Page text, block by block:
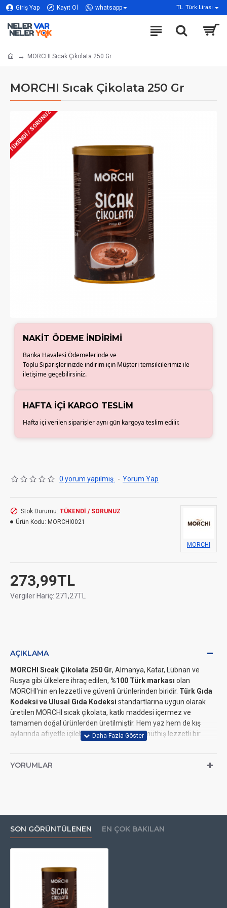
Giriş Yap Kayıt Ol whatsapp TL Türk Lirası
MORCHI Sıcak Çikolata 250 Gr
MORCHI Sıcak Çikolata 250 Gr
TÜKENDİ / SORUNUZ
NAKIT ÖDEME İNDIRIMI
Banka Havalesi Ödemelerinde ve
Toplu Siparişlerinizde indirim için Müşteri temsilcilerimiz ile
iletişime geçebilirsiniz.
HAFTA İÇI KARGO TESLIM
Hafta içi verilen siparişler aynı gün kargoya teslim edilir.
0 yorum yapılmış. - Yorum Yap
273,99TL
Vergiler Hariç: 271,27TL
Stok Durumu: TÜKENDİ / SORUNUZ
Ürün Kodu: MORCHI0021
MORCHI
AÇIKLAMA
MORCHI Sıcak Çikolata 250 Gr, Almanya, Katar, Lübnan ve
Rusya gibi ülkelere ihraç edilen, %100 Türk markası olan
MORCHI'nin en lezzetli ve güvenli ürünlerinden biridir. Türk Gıda
Kodeksi ve Ulusal Gıda Kodeksi standartlarına uygun olarak
üretilen MORCHI sıcak çikolata, katkı maddesi içermez ve
tamamen doğal ürünlerden üretilmiştir. Hem yaz hem de kış
aylarında afiyetle içilebilecek, aromatik ve müthiş lezzetli bir
MORCHI Sıcak Çikolata
yaşayabilirsiniz.
Ürün Özellikleri:
Paket Miktarı:
İçerik:%100 doğal, katkı maddesi içermeyen sıcak
çikolata
YORUMLAR
SON GÖRÜNTÜLENEN EN ÇOK BAKILAN